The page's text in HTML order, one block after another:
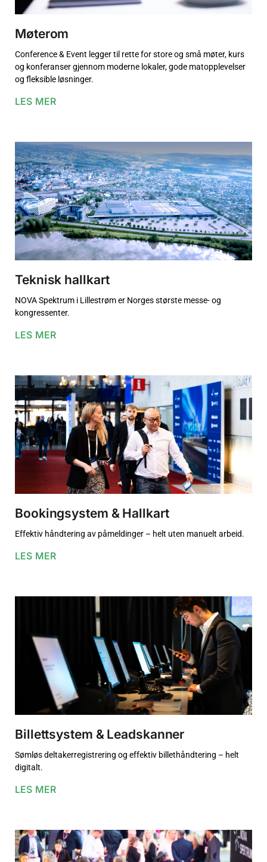
Møterom
Conference & Event legger til rette for store og små møter, kurs
og konferanser gjennom moderne lokaler, gode matopplevelser
og fleksible løsninger.
LES MER
Teknisk hallkart
NOVA Spektrum i Lillestrøm er Norges største messe- og
kongressenter.
LES MER
Bookingsystem & Hallkart
Effektiv håndtering av påmeldinger – helt uten manuelt arbeid.
LES MER
Billettsystem & Leadskanner
Sømløs deltakerregistrering og effektiv billethåndtering – helt
digitalt.
LES MER